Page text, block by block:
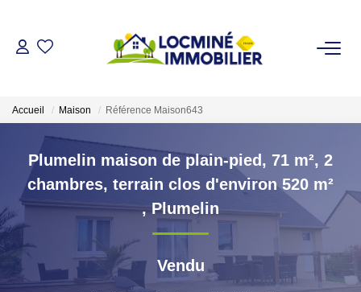
LOUER
ESTIMER
L'AGENCE
Accueil Maison Référence Maison643
Plumelin maison de plain-pied, 71 m², 2
chambres, terrain clos d'environ 520 m²
,Plumelin
Vendu